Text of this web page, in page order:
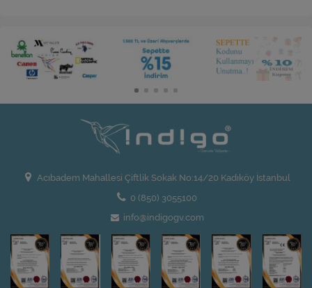
Acıbadem Mahallesi Çiftlik Sokak No:14/20 Kadıköy İstanbul
0 (850) 3055100
info@indigogv.com